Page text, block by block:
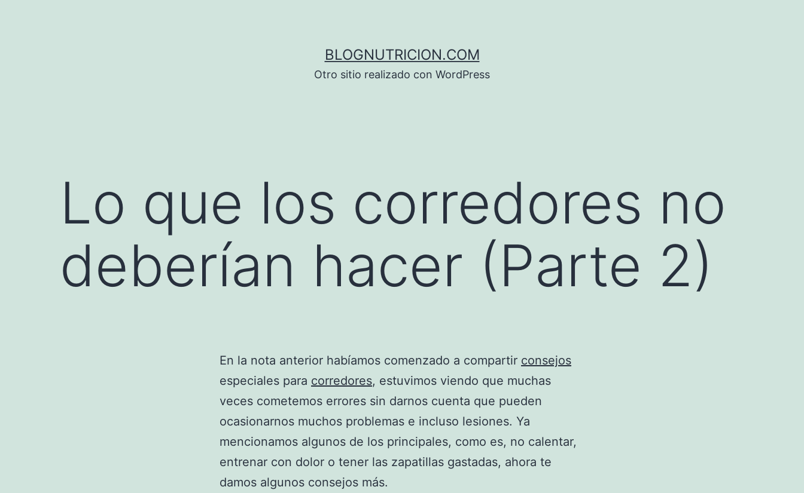
BLOGNUTRICION.COM
Otro sitio realizado con WordPress
Lo que los corredores no
deberían hacer (Parte 2)
En la nota anterior habíamos comenzado a compartir consejos
especiales para corredores, estuvimos viendo que muchas
veces cometemos errores sin darnos cuenta que pueden
ocasionarnos muchos problemas e incluso lesiones. Ya
mencionamos algunos de los principales, como es, no calentar,
entrenar con dolor o tener las zapatillas gastadas, ahora te
damos algunos consejos más.